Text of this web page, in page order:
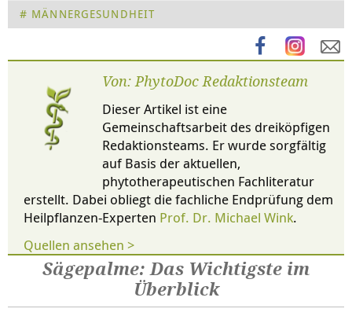
MÄNNERGESUNDHEIT
Von: PhytoDoc Redaktionsteam
Dieser Artikel ist eine
Gemeinschaftsarbeit des dreiköpfigen
Redaktionsteams. Er wurde sorgfältig
auf Basis der aktuellen,
phytotherapeutischen Fachliteratur
erstellt. Dabei obliegt die fachliche Endprüfung dem
Heilpflanzen-Experten Prof. Dr. Michael Wink.
Quellen ansehen >
Sägepalme: Das Wichtigste im
Überblick